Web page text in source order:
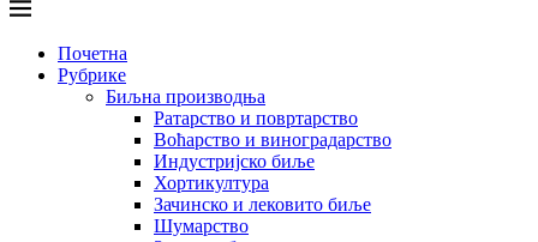
Почетна
Рубрике
Биљна производња
Ратарство и повртарство
Воћарство и виноградарство
Индустријско биље
Хортикултура
Зачинско и лековито биље
Шумарство